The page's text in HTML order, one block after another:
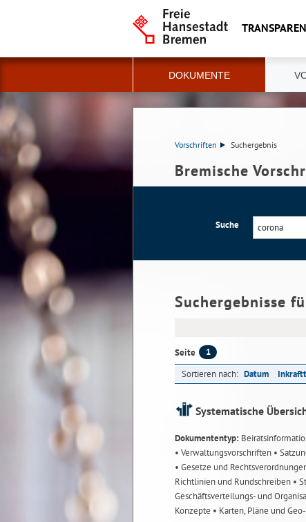
DOKUMENTE
Vorschriften Suchergebnis
Bremische
Suche
Suchergebnisse
Seite 1
Sortieren nach: Datum
Systematische
Dokumententyp:
• Verwaltungsvorschriften •
• Gesetze und
Richtlinien und Rundschreiben •
Geschäftsverteilungs- und
Konzepte • Karten, Pläne und